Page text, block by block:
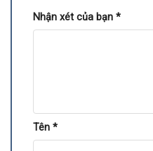
Nhận xét của bạn *
Tên *